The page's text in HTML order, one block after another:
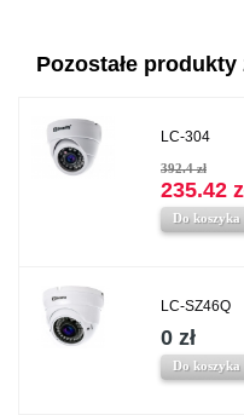
Pozostałe
LC-304
392.4 zł
235.42
Do koszyka
LC-SZ46Q
0 zł
Do koszyka